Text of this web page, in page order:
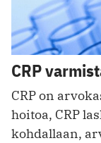
CRP
CRP on
hoitoa, CRP
kohdallaan,